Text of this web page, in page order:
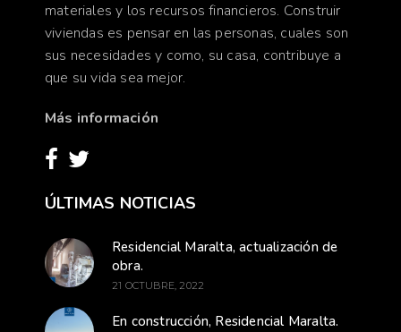
materiales y los recursos financieros. Construir
viviendas es pensar en las personas, cuales son
sus necesidades y como, su casa, contribuye a
que su vida sea mejor.
Más información
ÚLTIMAS NOTICIAS
Residencial Maralta, actualización de
obra.
21 OCTUBRE, 2022
En construcción, Residencial Maralta.